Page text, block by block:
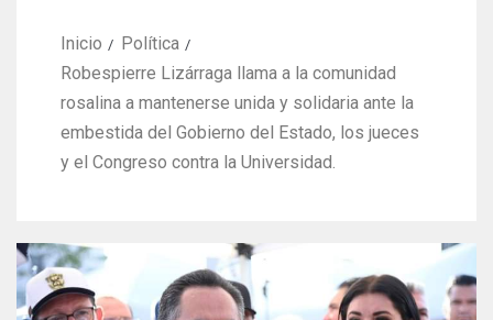
Inicio
Política
Robespierre Lizárraga llama a la comunidad
rosalina a mantenerse unida y solidaria ante la
embestida del Gobierno del Estado, los jueces
y el Congreso contra la Universidad.